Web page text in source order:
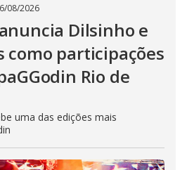
08/2026
Dilsinho e
como participações
Rio de
uma das edições mais